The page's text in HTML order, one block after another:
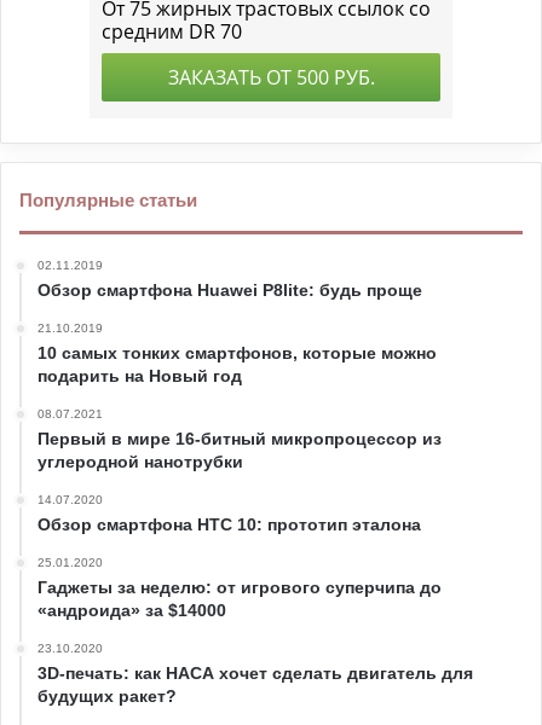
Популярные статьи
02.11.2019
Обзор смартфона Huawei P8lite: будь проще
21.10.2019
10 самых тонких смартфонов, которые можно
подарить на Новый год
08.07.2021
Первый в мире 16-битный микропроцессор из
углеродной нанотрубки
14.07.2020
Обзор смартфона HTC 10: прототип эталона
25.01.2020
Гаджеты за неделю: от игрового суперчипа до
«андроида» за $14000
23.10.2020
3D-печать: как НАСА хочет сделать двигатель для
будущих ракет?